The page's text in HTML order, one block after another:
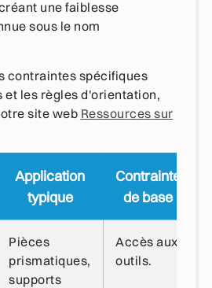
une faiblesse
sous le nom
contraintes spécifiques
et les règles d'orientation,
site web Ressources sur
Application
typique
Contrainte
de base
Pièces
prismatiques,
supports
Accès aux
outils.